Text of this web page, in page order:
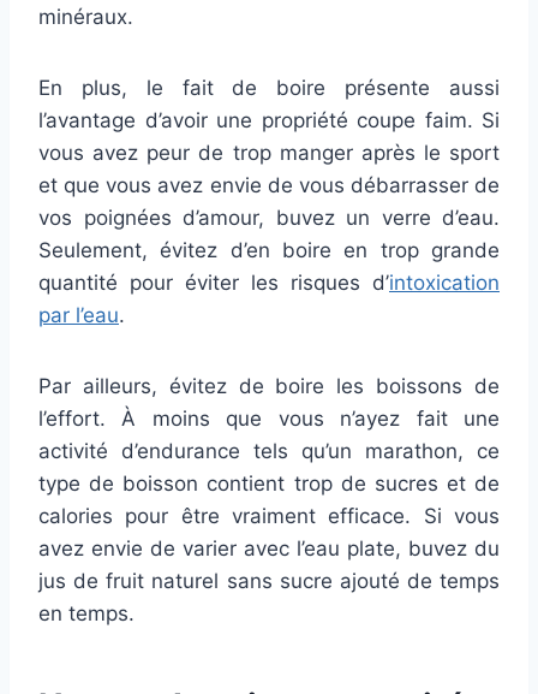
minéraux.
En plus, le fait de boire présente aussi
l’avantage d’avoir une propriété coupe faim. Si
vous avez peur de trop manger après le sport
et que vous avez envie de vous débarrasser de
vos poignées d’amour, buvez un verre d’eau.
Seulement, évitez d’en boire en trop grande
quantité pour éviter les risques d’intoxication
par l’eau.
Par ailleurs, évitez de boire les boissons de
l’effort. À moins que vous n’ayez fait une
activité d’endurance tels qu’un marathon, ce
type de boisson contient trop de sucres et de
calories pour être vraiment efficace. Si vous
avez envie de varier avec l’eau plate, buvez du
jus de fruit naturel sans sucre ajouté de temps
en temps.